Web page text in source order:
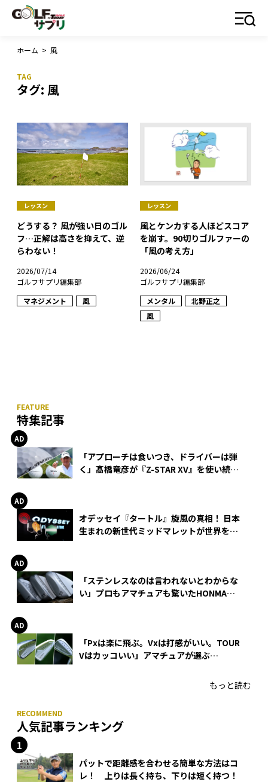
ホーム > 風
タグ: 風
レッスン
どうする？ 風が強い日のゴル
フ…正解は高さを抑えて、逆
らわない！
2026/07/14
ゴルフサプリ編集部
マネジメント
風
レッスン
風とケンカする人ほどスコア
を崩す。90切りゴルファーの
「風の考え方」
2026/06/24
ゴルフサプリ編集部
メンタル
北野正之
風
特集記事
「アプローチは食いつき、ドライバーは弾
く」髙橋竜彦が『Z-STAR XV』を使い続け
オデッセイ『タートル』旋風の真相！ 日本
生まれの新世代ミッドマレットが世界を席
「ステンレスなのは言われないとわからな
い」プロもアマチュアも驚いたHONMA
「Pxは楽に飛ぶ。Vxは打感がいい。TOUR
Vはカッコいい」アマチュアが選ぶ
もっと読む
人気記事ランキング
パットで距離感を合わせる簡単な方法はコ
レ！ 上りは長く持ち、下りは短く持つ！